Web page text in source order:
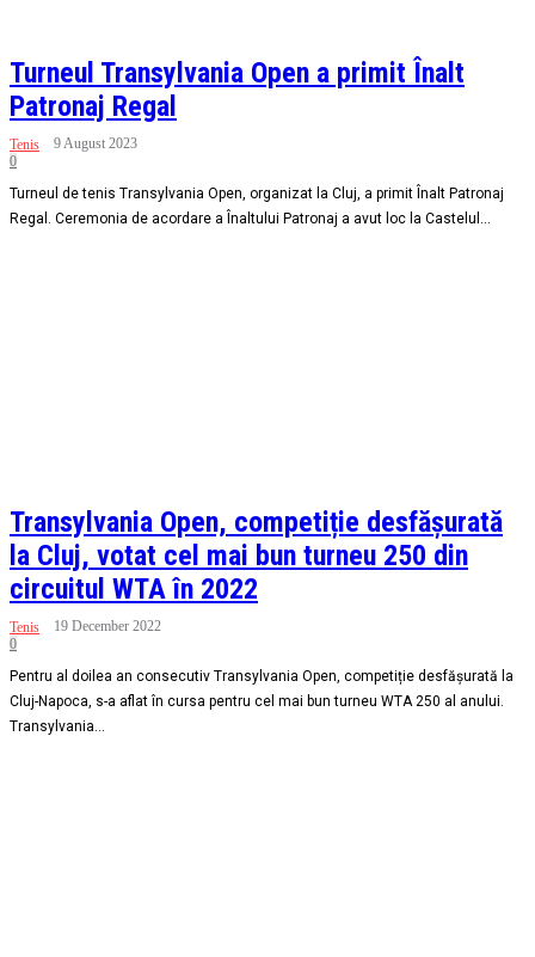
Turneul Transylvania Open a primit Înalt
Patronaj Regal
Tenis
9 August 2023
0
Turneul de tenis Transylvania Open, organizat la Cluj, a primit Înalt Patronaj
Regal. Ceremonia de acordare a Înaltului Patronaj a avut loc la Castelul...
Transylvania Open, competiție desfășurată
la Cluj, votat cel mai bun turneu 250 din
circuitul WTA în 2022
Tenis
19 December 2022
0
Pentru al doilea an consecutiv Transylvania Open, competiție desfășurată la
Cluj-Napoca, s-a aflat în cursa pentru cel mai bun turneu WTA 250 al anului.
Transylvania...